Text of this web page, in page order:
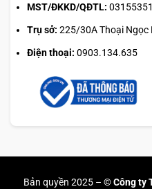
MST/ĐKKD/QĐTL:
Trụ sở: 225/30A Thoại Ngọc
Điện thoại: 0903.134.635
Bản quyền 2025 – © Công ty